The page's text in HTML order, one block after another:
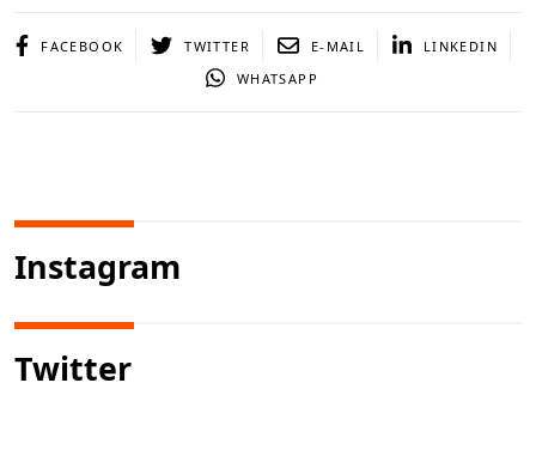
FACEBOOK TWITTER E-MAIL
LINKEDIN
WHATSAPP
Instagram
Twitter